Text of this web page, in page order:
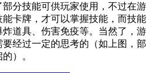
分技能可供玩家使用，不过在游
卡牌，才可以掌握技能，而技能
道具、伤害免疫等。当然了，游
经过一定的思考的（如上图，部
）。